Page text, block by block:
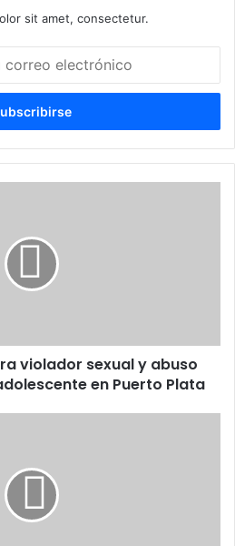
sit amet, consectetur.
violador sexual y abuso
en Puerto Plata